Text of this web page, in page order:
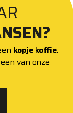
kopje koffie.
van onze